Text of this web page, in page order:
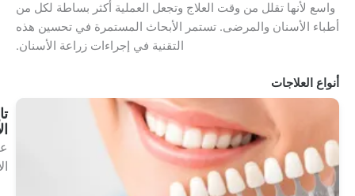
تقلل من وقت العلاج وتجعل العملية أكثر بساطة لكل من
والمرضى. تستمر الأبحاث المستمرة في تحسين هذه
التقنية في إجراءات زراعة الأسنان.